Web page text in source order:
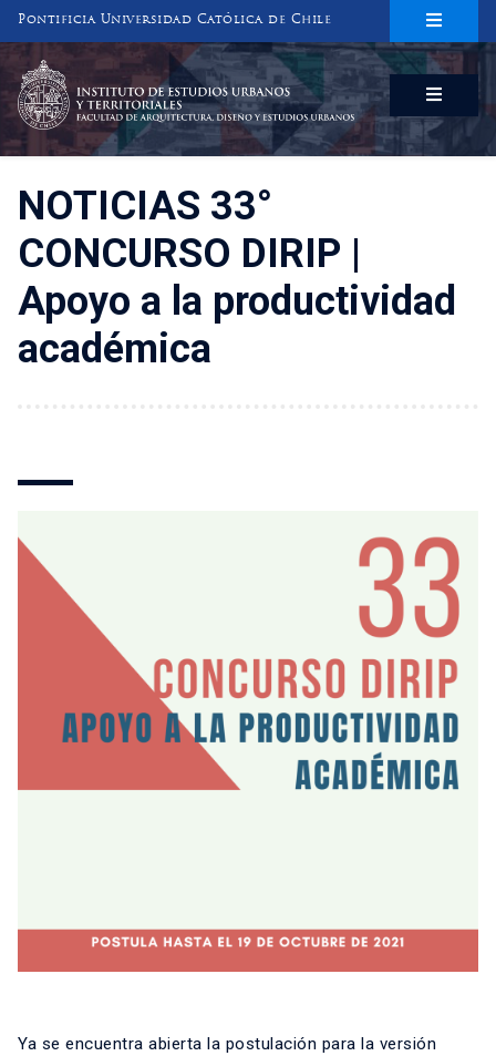
Pontificia Universidad Católica de Chile
INSTITUTO DE ESTUDIOS URBANOS
Y TERRITORIALES
NOTICIAS 33°
CONCURSO DIRIP |
Apoyo a la productividad
académica
Ya se encuentra abierta la postulación para la versión